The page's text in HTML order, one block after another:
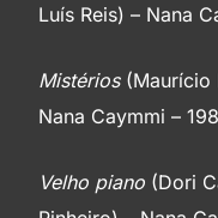
Luís Reis) – Nana
Mistérios(Maurício
Nana Caymmi –
Velho piano (Dori